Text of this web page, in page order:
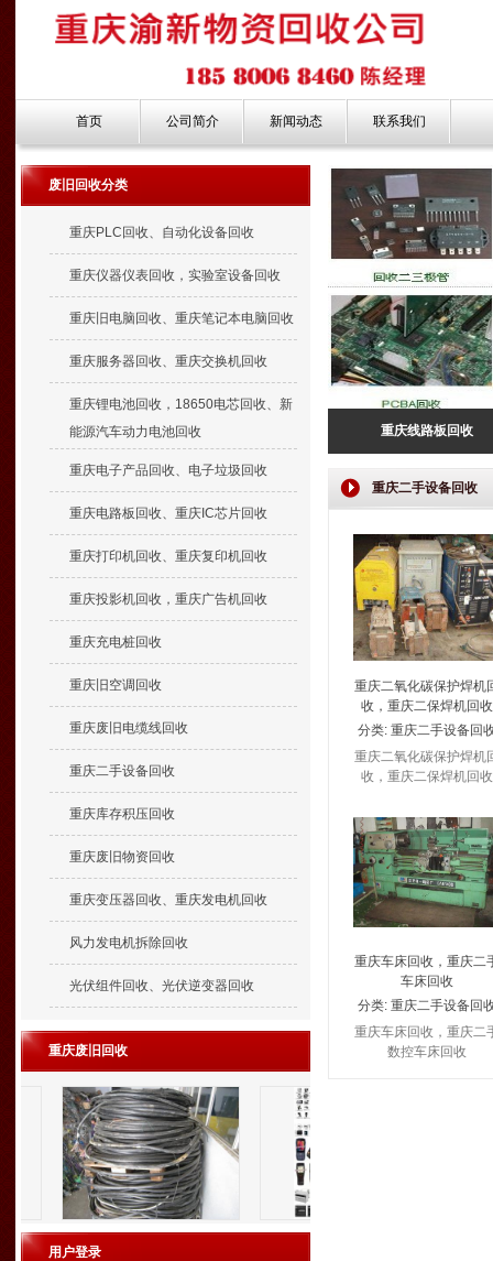
首页 公司简介 新闻动态 联系我们
废旧回收分类
重庆PLC回收、自动化设备回收
重庆仪器仪表回收，实验室设备回收
重庆旧电脑回收、重庆笔记本电脑回收
重庆服务器回收、重庆交换机回收
重庆锂电池回收，18650电芯回收、新
能源汽车动力电池回收
重庆电子产品回收、电子垃圾回收
重庆电路板回收、重庆IC芯片回收
重庆打印机回收、重庆复印机回收
重庆投影机回收，重庆广告机回收
重庆充电桩回收
重庆旧空调回收
重庆废旧电缆线回收
重庆二手设备回收
重庆库存积压回收
重庆废旧物资回收
重庆变压器回收、重庆发电机回收
风力发电机拆除回收
光伏组件回收、光伏逆变器回收
重庆废旧回收
用户登录
重庆线路板回收
重庆二手设备回收
重庆二氧化碳保护焊机
收，重庆二保焊机回收
分类: 重庆二手设备回
重庆二氧化碳保护焊机
收，重庆二保焊机回收
重庆车床回收，重庆二
车床回收
分类: 重庆二手设备回
重庆车床回收，重庆二
数控车床回收